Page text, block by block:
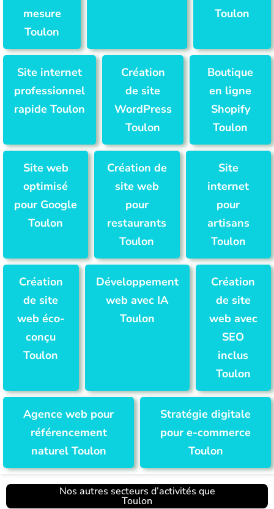
mesure
Toulon
Toulon
Site internet
professionnel
rapide Toulon
Création
de site
WordPress
Toulon
Boutique
en ligne
Shopify
Toulon
Site web
optimisé
pour Google
Toulon
Création de
site web
pour
restaurants
Toulon
Site
internet
pour
artisans
Toulon
Création
de site
web éco-
conçu
Toulon
Développement
web avec IA
Toulon
Création
de site
web avec
SEO
inclus
Toulon
Agence web pour
référencement
naturel Toulon
Stratégie digitale
pour e-commerce
Toulon
Nos autres secteurs d’activités que
Toulon